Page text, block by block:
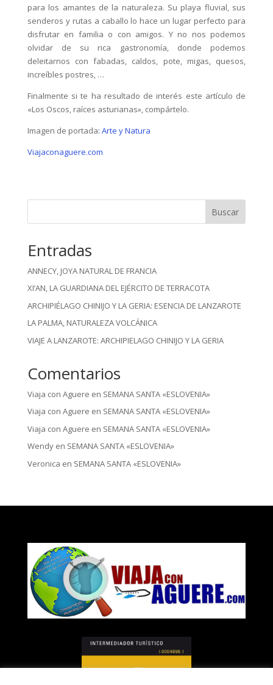
para los amantes de la naturaleza. Su playa fluvial, sus
senderos y rutas a caballo lo hace un lugar perfecto para
disfrutar en familia o con amigos. Y no nos podemos
olvidar de su rica gastronomía, donde podemos
deleitarnos con fabadas, caldos, pote, migas, quesos,
increíbles postres, …
Finalmente si te ha resultado de interés este artículo de
«Los Oscos, raíces asturianas», compártelo.
Imagen de portada: Arte y Natura
Viajaconaguere.com
Buscar
Entradas
ANNECY, JOYA NATURAL DE FRANCIA
XI’AN, LA GUARDIANA DEL EJÉRCITO DE TERRACOTA
ARCHIPIÉLAGO CHINIJO Y LA GERIA: ESENCIA DE LANZAROTE
LA PALMA, NATURALEZA VOLCÁNICA
VIAJE A LANZAROTE: ARCHIPIELAGO CHINIJO Y LA GERIA
Comentarios
Viaja con Aguere en SEMANA SANTA «ESLOVENIA»
Viaja con Aguere en SEMANA SANTA «ESLOVENIA»
Viaja con Aguere en SEMANA SANTA «ESLOVENIA»
Wendyen SEMANA SANTA «ESLOVENIA»
Veronica en SEMANA SANTA «ESLOVENIA»